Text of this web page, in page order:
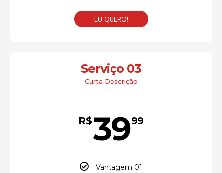
EU QUERO!
Serviço 03
Curta Descrição
R$3999
Vantagem 01